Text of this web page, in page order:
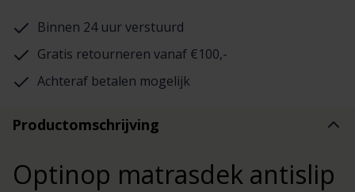
Binnen 24 uur verstuurd
Gratis retourneren vanaf €100,-
Achteraf betalen mogelijk
Productomschrijving
Optinop matrasdek antislip